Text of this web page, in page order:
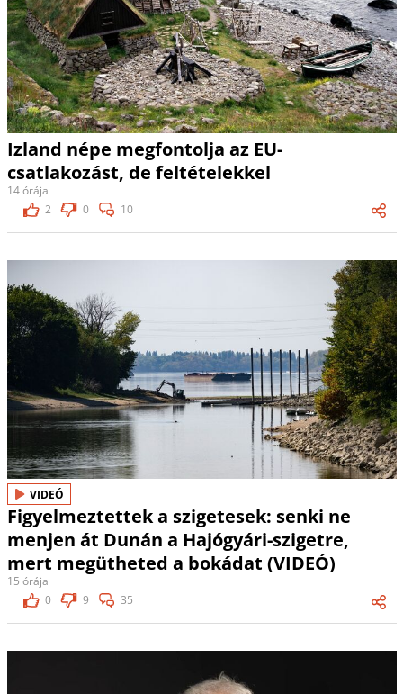
Izland népe megfontolja az EU-
csatlakozást, de feltételekkel
14 órája
2
0 10
VIDEÓ
Figyelmeztettek a szigetesek: senki ne
menjen át Dunán a Hajógyári-szigetre,
mert megütheted a bokádat (VIDEÓ)
15 órája
0
9 35